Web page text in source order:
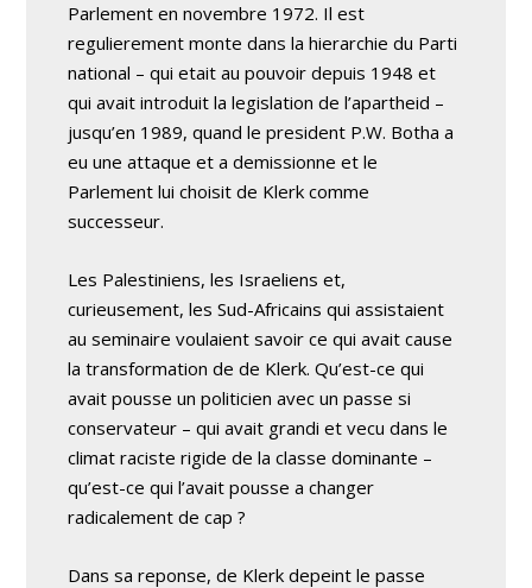
Parlement en novembre 1972. Il est
regulierement monte dans la hierarchie du Parti
national – qui etait au pouvoir depuis 1948 et
qui avait introduit la legislation de l’apartheid –
jusqu’en 1989, quand le president P.W. Botha a
eu une attaque et a demissionne et le
Parlement lui choisit de Klerk comme
successeur.
Les Palestiniens, les Israeliens et,
curieusement, les Sud-Africains qui assistaient
au seminaire voulaient savoir ce qui avait cause
la transformation de de Klerk. Qu’est-ce qui
avait pousse un politicien avec un passe si
conservateur – qui avait grandi et vecu dans le
climat raciste rigide de la classe dominante –
qu’est-ce qui l’avait pousse a changer
radicalement de cap ?
Dans sa reponse, de Klerk depeint le passe